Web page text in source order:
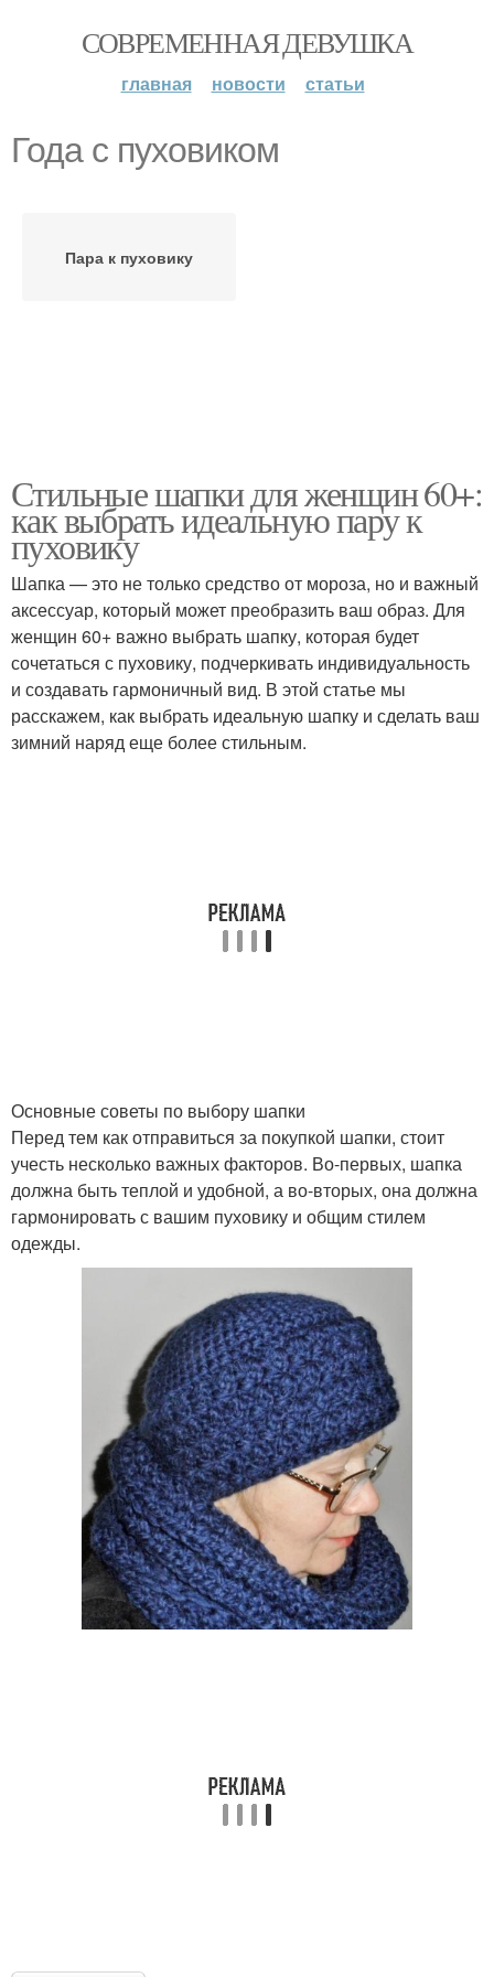
СОВРЕМЕННАЯ ДЕВУШКА
главная новости статьи
Года с пуховиком
Пара к пуховику
Стильные шапки для женщин 60+:
как выбрать идеальную пару к
пуховику
Шапка — это не только средство от мороза, но и важный
аксессуар, который может преобразить ваш образ. Для
женщин 60+ важно выбрать шапку, которая будет
сочетаться с пуховику, подчеркивать индивидуальность
и создавать гармоничный вид. В этой статье мы
расскажем, как выбрать идеальную шапку и сделать ваш
зимний наряд еще более стильным.
Основные советы по выбору шапки
Перед тем как отправиться за покупкой шапки, стоит
учесть несколько важных факторов. Во-первых, шапка
должна быть теплой и удобной, а во-вторых, она должна
гармонировать с вашим пуховику и общим стилем
одежды.